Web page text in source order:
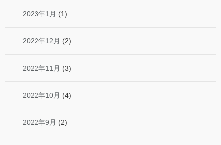
2023年1月 (1)
2022年12月 (2)
2022年11月 (3)
2022年10月 (4)
2022年9月 (2)